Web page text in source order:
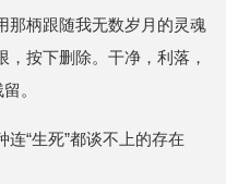
那柄跟随我无数岁月的灵魂
按下删除。干净，利落，
。
“生死”都谈不上的存在